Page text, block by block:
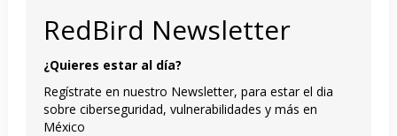
RedBird Newsletter
¿Quieres estar al día?
Regístrate en nuestro Newsletter, para estar el dia
sobre ciberseguridad, vulnerabilidades y más en
México